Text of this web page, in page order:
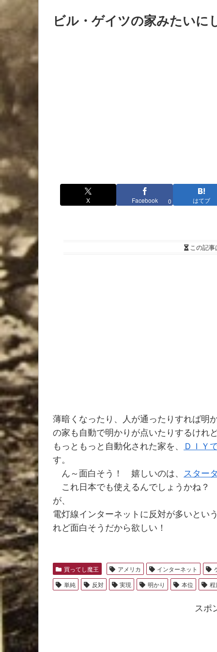
ビル・ゲイツの家みたいに
X Facebook 0 はてブ
この記事
薄暗くなったり、人が通ったりすれば
の家も自動で明かりが点いたりするけれ
もっともっと自動化された家を、
ＤＩＹ
す。
ん～面白そう！ 嬉しいのは、 スター
これ日本でも使えるんでしょうかね
が、
電灯線インターネットに反対が多いと
れど面白そうだから欲しい！
買ってし魔王 アメリカ インターネット
単純
反対 実現 明かり 本位 程
スポ